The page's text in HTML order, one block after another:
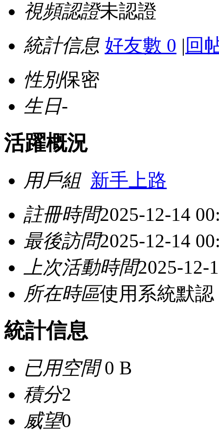
視頻認證未認證
統計信息 好友數 0 | 回
性別保密
生日-
活躍概況
用戶組 新手上路
註冊時間2025-12-14
最後訪問2025-12-14
上次活動時間2025-12-
所在時區使用系統默認
統計信息
已用空間0 B
積分2
威望0